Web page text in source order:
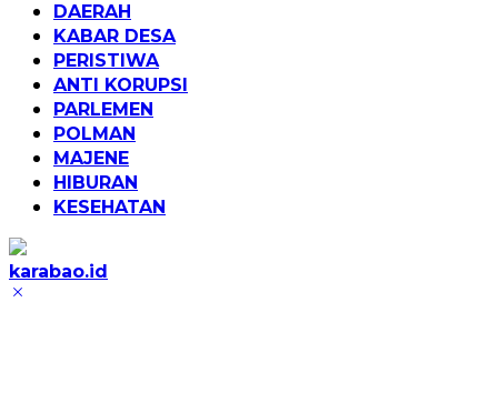
DAERAH
KABAR DESA
PERISTIWA
ANTI KORUPSI
PARLEMEN
POLMAN
MAJENE
HIBURAN
KESEHATAN
karabao.id
Tegas